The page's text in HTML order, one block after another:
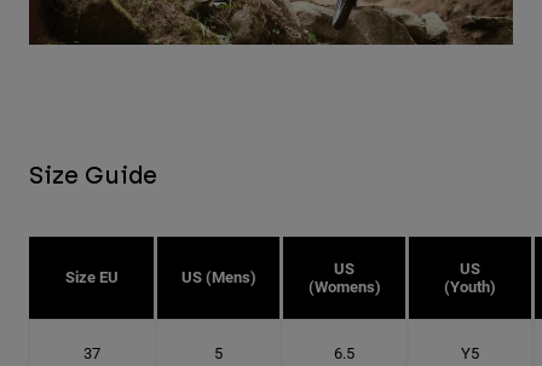
Size Guide
Size EU US (Mens)
US
(Womens)
US
(Youth)
37 5 6.5 Y5